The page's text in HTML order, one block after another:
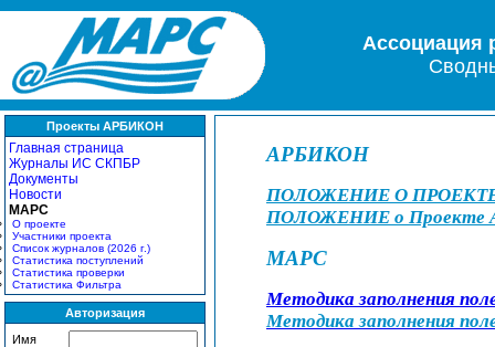
Ассоциация
Проекты АРБИКОН
Главная страница
Журналы ИС СКПБР
Документы
Новости
МАРС
О проекте
Участники проекта
Список журналов (2026 г.)
Статистика поступлений
Статистика проверки
Статистика Фильтра
Авторизация
Имя
АРБИКОН
ПОЛОЖЕНИЕ О
ПОЛОЖЕНИЕ о
МАРС
Методика заполнения
Методика заполнения